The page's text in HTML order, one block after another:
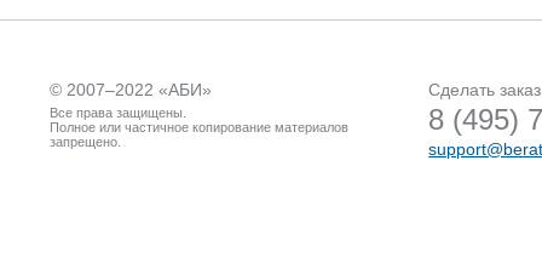
© 2007–2022 «АБИ»
Все права защищены.
Полное или частичное копирование материалов
запрещено.
Сделать
8 (495)